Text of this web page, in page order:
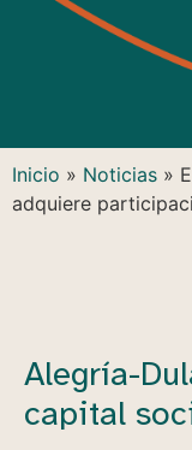
Inicio » Noticias »
adquiere
Alegría-
capital